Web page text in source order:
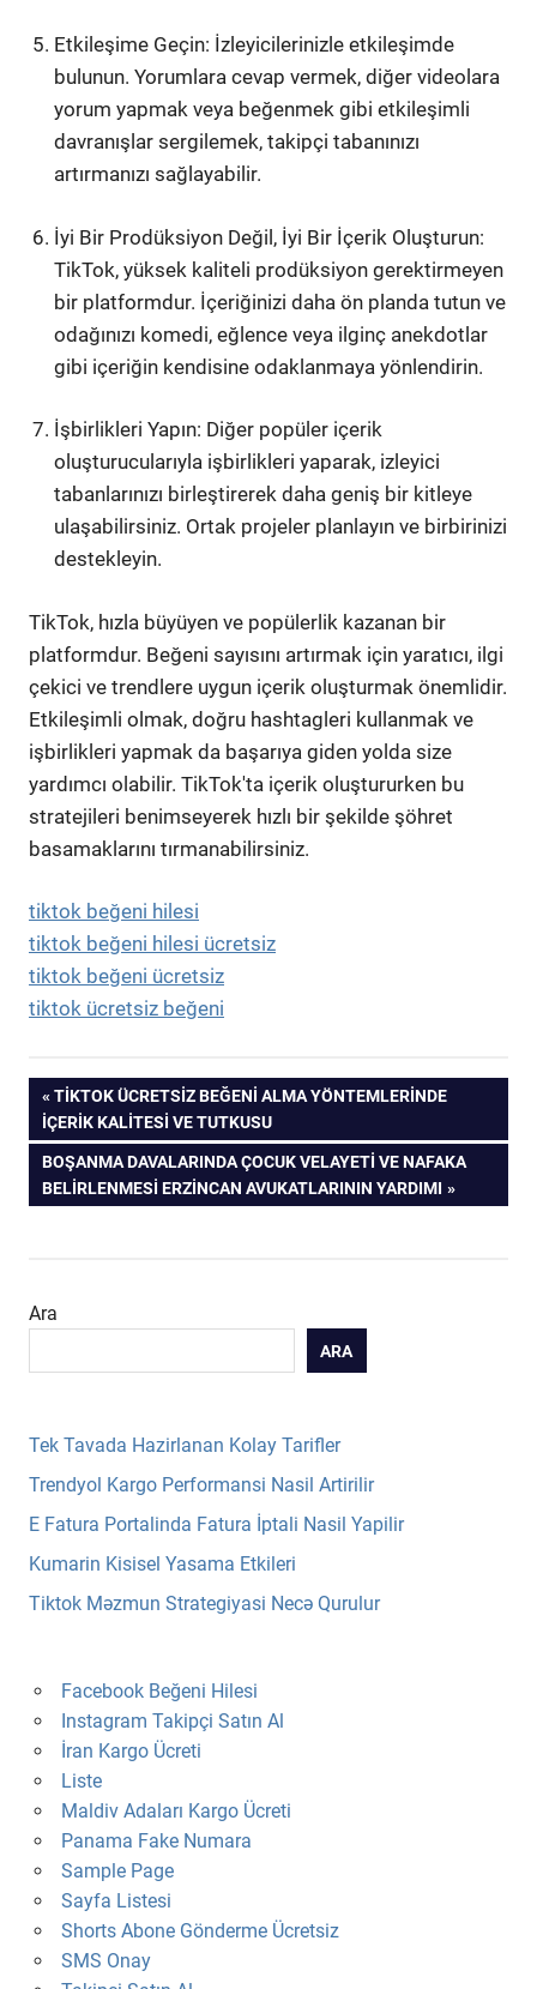
Etkileşime Geçin: İzleyicilerinizle etkileşimde
bulunun. Yorumlara cevap vermek, diğer videolara
yorum yapmak veya beğenmek gibi etkileşimli
davranışlar sergilemek, takipçi tabanınızı
artırmanızı sağlayabilir.
İyi Bir Prodüksiyon Değil, İyi Bir İçerik Oluşturun:
TikTok, yüksek kaliteli prodüksiyon gerektirmeyen
bir platformdur. İçeriğinizi daha ön planda tutun ve
odağınızı komedi, eğlence veya ilginç anekdotlar
gibi içeriğin kendisine odaklanmaya yönlendirin.
İşbirlikleri Yapın: Diğer popüler içerik
oluşturucularıyla işbirlikleri yaparak, izleyici
tabanlarınızı birleştirerek daha geniş bir kitleye
ulaşabilirsiniz. Ortak projeler planlayın ve birbirinizi
destekleyin.
TikTok, hızla büyüyen ve popülerlik kazanan bir
platformdur. Beğeni sayısını artırmak için yaratıcı, ilgi
çekici ve trendlere uygun içerik oluşturmak önemlidir.
Etkileşimli olmak, doğru hashtagleri kullanmak ve
işbirlikleri yapmak da başarıya giden yolda size
yardımcı olabilir. TikTok'ta içerik oluştururken bu
stratejileri benimseyerek hızlı bir şekilde şöhret
basamaklarını tırmanabilirsiniz.
tiktok beğeni hilesi
tiktok beğeni hilesi ücretsiz
tiktok beğeni ücretsiz
tiktok ücretsiz beğeni
Yazı
gezinmesi
PREVIOUS
POST:
TIKTOK ÜCRETSIZ BEĞENI ALMA YÖNTEMLERINDE
İÇERIK KALITESI VE TUTKUSU
NEXT
POST:
BOŞANMA DAVALARINDA ÇOCUK VELAYETI VE NAFAKA
BELIRLENMESI ERZINCAN AVUKATLARININ YARDIMI
Ara
ARA
Tek Tavada Hazirlanan Kolay Tarifler
Trendyol Kargo Performansi Nasil Artirilir
E Fatura Portalinda Fatura İptali Nasil Yapilir
Kumarin Kisisel Yasama Etkileri
Tiktok Məzmun Strategiyasi Necə Qurulur
Facebook Beğeni Hilesi
Instagram Takipçi Satın Al
İran Kargo Ücreti
Liste
Maldiv Adaları Kargo Ücreti
Panama Fake Numara
Sample Page
Sayfa Listesi
Shorts Abone Gönderme Ücretsiz
SMS Onay